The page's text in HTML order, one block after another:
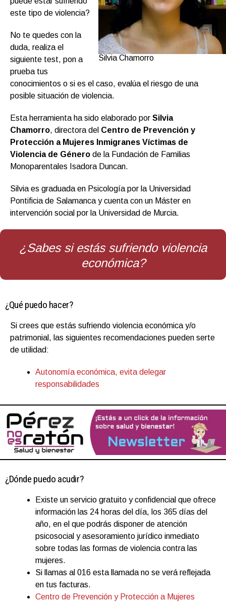
Silvia Chamorro
este tipo de violencia?
No te quedes con la
duda, realiza el
siguiente test, pon a
prueba tus
conocimientos o si es el caso, evalúa el riesgo de una
posible situación de violencia.
Esta herramienta ha sido elaborado por Silvia
Chamorro, directora del Centro de Prevención y
Protección a Mujeres Inmigranes Víctimas de
Violencia de Género de la Fundación de Familias
Monoparentales Isadora Duncan.
Silvia es graduada en Psicología por la Universidad
Pontificia de Salamanca y cuenta con un Máster en
intervención social por la Universidad de Murcia.
¿Sabes si estás sufriendo violencia
económica?
¿Qué puedo hacer?
Si crees que estás sufriendo violencia económica y/o
patrimonial, las siguientes recomendaciones pueden serte
de utilidad:
Autonomía económica, evita delegar
responsabilidades
¿Dónde puedo acudir?
Existe un servicio gratuito y confidencial que ofrece
información las 24 horas del día, los 365 días del
año, en el que podrás disponer de atención
psicosocial y asesoramiento jurídico inmediato
sobre todas las formas de violencia contra las
mujeres.
Si llamas al 016 esta llamada no se verá reflejada
en tus facturas.
Centro de Prevención y Protección a Mujeres